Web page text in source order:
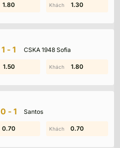
1.00 0.10
1.80 1.30
1-1 CSKA 1948 Sofia
0.50 1.50
1.50 1.80
0-1 Santos
1.00 1.40
0.70 0.70